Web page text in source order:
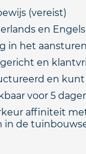
(vereist)
en Engels
in het
en
en
voor 5
affiniteit
in de